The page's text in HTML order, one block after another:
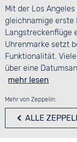
Mit der Los
gleichnamige
Langstreckenflüge
Uhrenmarke setzt
Funktionalität.
über eine
mehr lesen
Mehr von Zeppelin:
ALLE